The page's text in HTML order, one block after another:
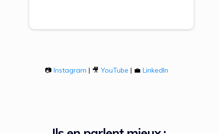
📷 Instagram | 🎥 YouTube | 💼 LinkedIn